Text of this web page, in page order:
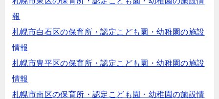
報
札幌市白石区の保育所・認定こども園・幼稚園の施設
情報
札幌市豊平区の保育所・認定こども園・幼稚園の施設
情報
札幌市南区の保育所・認定こども園・幼稚園の施設情